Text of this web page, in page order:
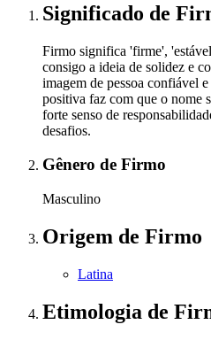
Significado de
Firmo significa 'firme',
consigo a ideia de solidez e
imagem de pessoa confiável
positiva faz com que o nome
forte senso de
desafios.
Gênero de Firmo
Masculino
Origem de Firmo
Latina
Etimologia de